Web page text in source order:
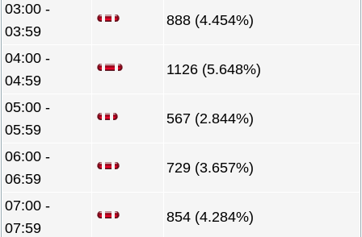
03:00 -
03:59
888 (4.454%)
04:00 -
04:59
1126 (5.648%)
05:00 -
05:59
567 (2.844%)
06:00 -
06:59
729 (3.657%)
07:00 -
07:59
854 (4.284%)